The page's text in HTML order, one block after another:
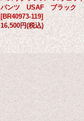
パンツ USAF ブラック
[BR40973-119]
16,500円(税込)